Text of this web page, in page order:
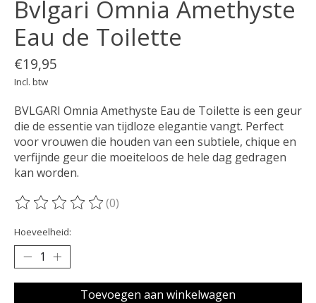
Bvlgari Omnia Amethyste
Eau de Toilette
€19,95
Incl. btw
BVLGARI Omnia Amethyste Eau de Toilette is een geur
die de essentie van tijdloze elegantie vangt. Perfect
voor vrouwen die houden van een subtiele, chique en
verfijnde geur die moeiteloos de hele dag gedragen
kan worden.
De beoordeling van dit product is
(0)
Hoeveelheid:
Toevoegen aan winkelwagen